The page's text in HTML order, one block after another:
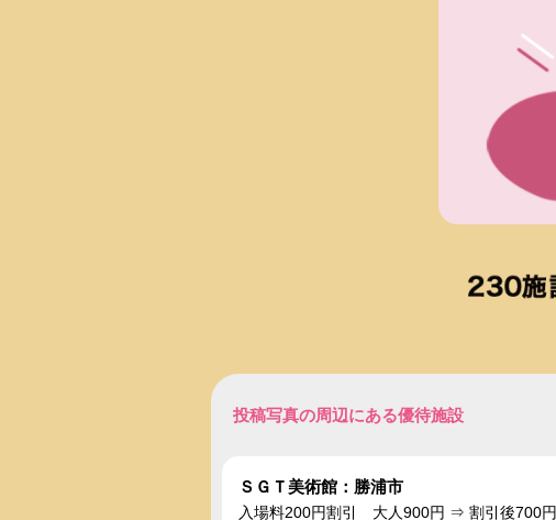
投稿写真の周辺にある優待施設
ＳＧＴ美術館：勝浦市
入場料200円割引 大人900円 ⇒ 割引後700円